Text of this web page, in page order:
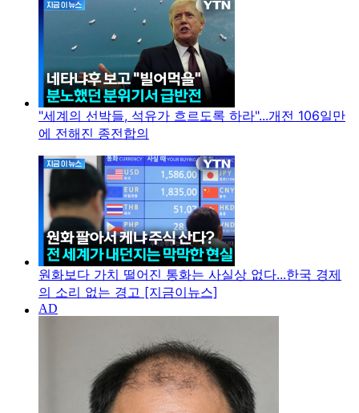
"세계의 선박들, 석유가 흐르도록 하라"...개전 106일만
에 전해진 종전합의
원화보다 가치 떨어진 통화는 사실상 없다...한국 경제
의 소리 없는 경고 [지금이뉴스]